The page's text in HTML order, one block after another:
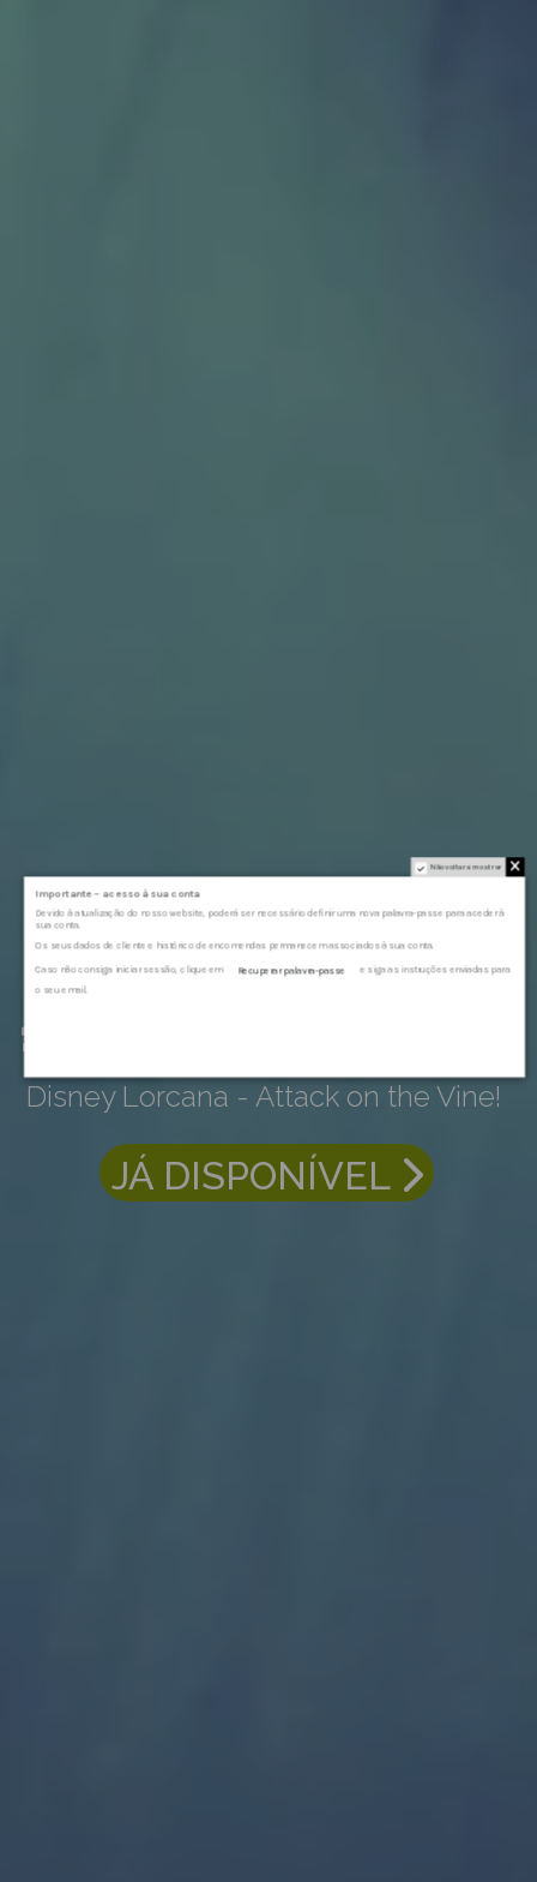
JÁ DISPONÍVEL
Disney Lorcana - Attack on the Vine!
100% Organic Panic
Não voltar a mostrar
Importante – acesso à sua conta
Devido à atualização do nosso website, poderá ser necessário definir uma nova palavra-passe para aceder à
sua conta.
Os seus dados de cliente e histórico de encomendas permanecem associados à sua conta.
Caso não consiga iniciar sessão, clique em Recuperar palavra-passe
e siga as instruções enviadas para
o seu email.